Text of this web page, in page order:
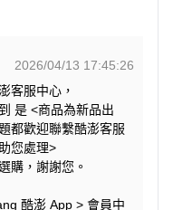
2026/04/13 17:45:26
客服中心，
是 <商品為新品出
都歡迎聯繫酷澎客服
您處理>
購，謝謝您。
酷澎 App > 會員中